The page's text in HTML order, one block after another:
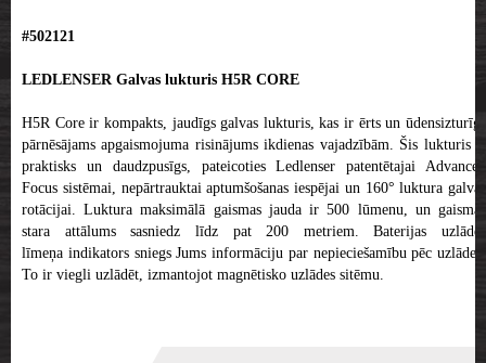
#502121
LEDLENSER Galvas lukturis H5R CORE
H5R Core ir kompakts, jaudīgs galvas lukturis, kas ir ērts un ūdensizturīgs
pārnēsājams apgaismojuma risinājums ikdienas vajadzībām. Šis lukturis ir
praktisks un daudzpusīgs, pateicoties Ledlenser patentētajai Advanced
Focus sistēmai, nepārtrauktai aptumšošanas iespējai un 160° luktura galvas
rotācijai. Luktura maksimālā gaismas jauda ir 500 lūmenu, un gaismas
stara attālums sasniedz līdz pat 200 metriem. Baterijas uzlādes
līmeņa indikators sniegs Jums informāciju par nepieciešamību pēc uzlādes.
To ir viegli uzlādēt, izmantojot magnētisko uzlādes sitēmu.